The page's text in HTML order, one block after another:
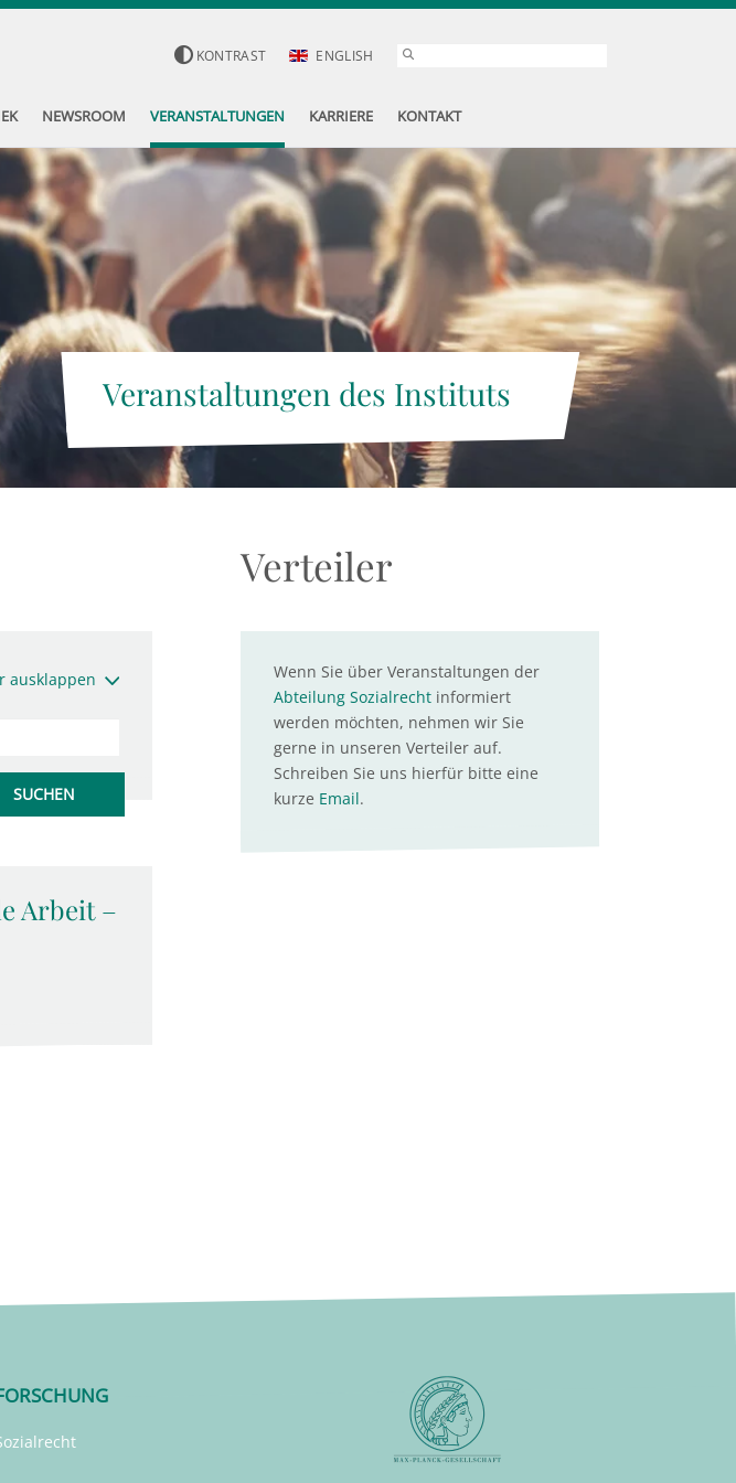
KONTRAST ENGLISH
NEWSROOM VERANSTALTUNGEN KARRIERE KONTAKT
Veranstaltungen des Instituts
ausklappen
Arbeit –
Verteiler
Wenn Sie über Veranstaltungen der
Abteilung Sozialrechtinformiert
werden möchten, nehmen wir Sie
gerne in unseren Verteiler auf.
Schreiben Sie uns hierfür bitte eine
kurze Email.